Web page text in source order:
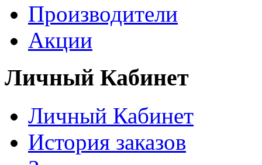
Производители
Акции
Личный Кабинет
Личный Кабинет
История заказов